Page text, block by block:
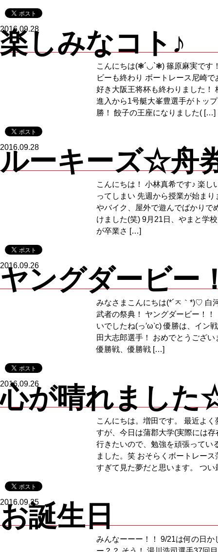
2016.09.28
楽しみなコト♪
こんにちは(❃´◡`❃) 篠原麻実です
ビーも終わり ボートレース尼崎で
好き大阪王将杯も終わりました！
進入から1号艇大峯豊選手がトッ
勝！ 餃子の王座になりました( […]
2016.09.28
ルーキーズ☆舟
こんにちは！ 小林真希です♪ 楽し
ってしまい 先週から授業が始まり
やバイク、屋外で遊んでばかりで
けました(笑) 9月21日、やまと学
が卒業さ […]
2016.09.26
ヤングダービー
みなさまこんにちは(*´ㅈ｀*)♡ 白
武者の祭典！ ヤングダービー！！
いでしたね(っ′ω‵c) 優勝は、イン
田大志郎選手！ おめでとうござい
優勝戦、優勝戦 […]
2016.09.26
心が晴れました
こんにちは。増田です。 最近よく
すが、今日は蒲郡大学(実際には存
行きたいので、勉強を頑張ってい
ました。笑 おそらくボートレース
すぎて見た夢だと思います。 つ
2016.09.25
お誕生日
みんなーーー！！ 9/21は何の日か